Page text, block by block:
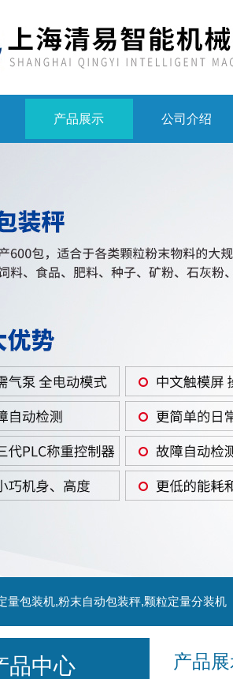
产品展示 公司介绍
量包装机,粉末自动包装秤,颗粒定量分装机
产品
品中心